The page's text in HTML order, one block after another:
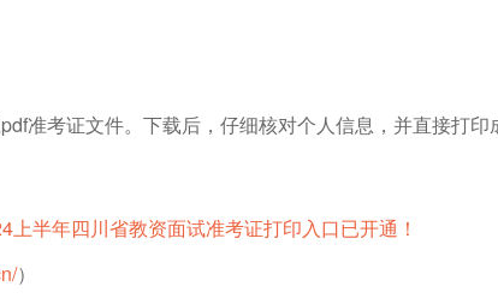
准考证文件。下载后，仔细核对个人信息，并直接打印
上半年四川省教资面试准考证打印入口已开通！
）